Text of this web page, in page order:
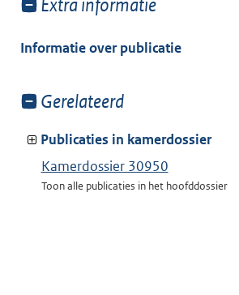
van:
Informatie over publicatie
Toon
van:
Gerelateerd
Publicaties in kamerdossier
Kamerdossier 30950
Toon alle publicaties in het hoofddossier